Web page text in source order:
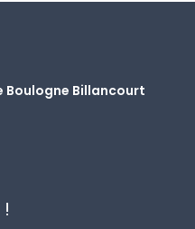
Boulogne Billancourt